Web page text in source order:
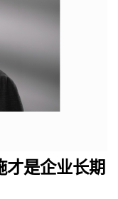
才是企业长期